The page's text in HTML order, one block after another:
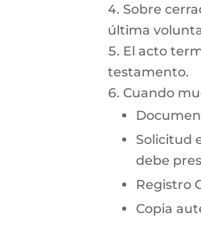
Sobre
última
El acto
testamento.
Cuando
Solicitud
debe
Registro
Copia